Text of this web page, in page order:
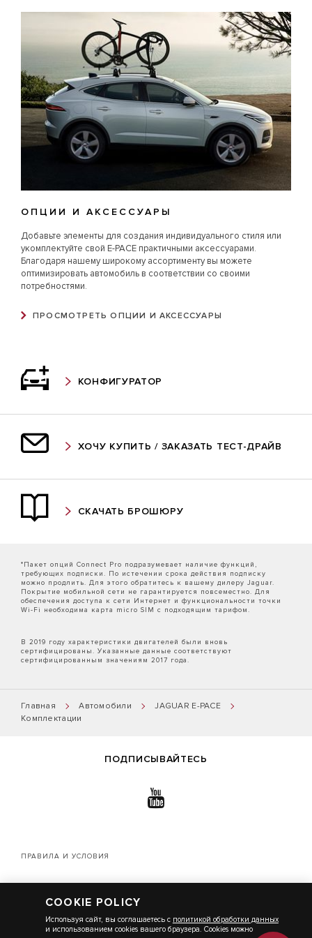
СИСТЕМЫ ПОМОЩИ ВОДИТЕЛЮ
Камера заднего вида
Система экстренного торможения
Система удержания полосы движения
Передние и задние датчики парковки
Круиз-контроль
Система контроля степени усталости водителя
Система распознавания дорожных знаков с адаптивным
Пакет опций Blind Spot Assist6
ОПЦИИ И АКСЕССУАРЫ
Добавьте элементы для создания индивидуального стиля или
укомплектуйте свой E-PACE практичными аксессуарами.
Благодаря нашему широкому ассортименту вы можете
оптимизировать автомобиль в соответствии со своими
потребностями.
ПРОСМОТРЕТЬ ОПЦИИ И АКСЕССУАРЫ
КОНФИГУРАТОР
ХОЧУ КУПИТЬ / ЗАКАЗАТЬ ТЕСТ-ДРАЙВ
СКАЧАТЬ БРОШЮРУ
*Пакет опций Connect Pro подразумевает наличие функций,
требующих подписки. По истечении срока действия подписку
можно продлить. Для этого обратитесь к вашему дилеру Jaguar.
Покрытие мобильной сети не гарантируется повсеместно. Для
обеспечения доступа к сети Интернет и функциональности точки
Wi-Fi необходима карта micro SIM с подходящим тарифом.
В 2019 году характеристики двигателей были вновь
сертифицированы. Указанные данные соответствуют
сертифицированным значениям 2017 года.
Главная Автомобили
JAGUAR E-PACE
Комплектации
ПОДПИСЫВАЙТЕСЬ
ПРАВИЛА И УСЛОВИЯ
ПОЛИТИКА КОНФИДЕНЦИАЛЬНОСТИ
КАРТА САЙТА
COOKIE POLICY
Используя сайт, вы соглашаетесь с политикой обработки данных
и использованием cookies вашего браузера. Cookies можно